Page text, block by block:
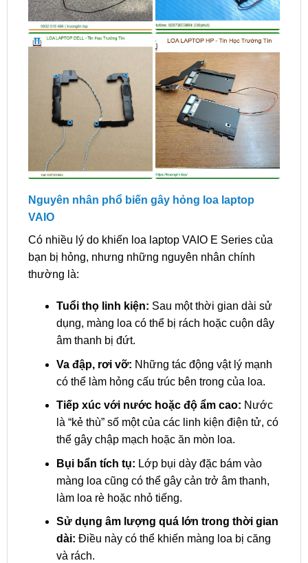
Nguyên nhân phổ biến gây hỏng loa laptop
VAIO
Có nhiều lý do khiến loa laptop VAIO E Series của
bạn bị hỏng, nhưng những nguyên nhân chính
thường là:
Tuổi thọ linh kiện: Sau một thời gian dài sử
dụng, màng loa có thể bị rách hoặc cuộn dây
âm thanh bị đứt.
Va đập, rơi vỡ: Những tác động vật lý mạnh
có thể làm hỏng cấu trúc bên trong của loa.
Tiếp xúc với nước hoặc độ ẩm cao: Nước
là “kẻ thù” số một của các linh kiện điện tử, có
thể gây chập mạch hoặc ăn mòn loa.
Bụi bẩn tích tụ: Lớp bụi dày đặc bám vào
màng loa cũng có thể gây cản trở âm thanh,
làm loa rè hoặc nhỏ tiếng.
Sử dụng âm lượng quá lớn trong thời gian
dài: Điều này có thể khiến màng loa bị căng
và rách.